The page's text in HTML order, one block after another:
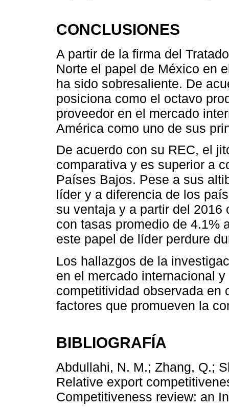
CONCLUSIONES
A partir de la firma del
Norte el papel de México en
ha sido sobresaliente. De
posiciona como el octavo
proveedor en el mercado
América como uno de sus
De acuerdo con su REC, el
comparativa y es superior a
Países Bajos. Pese a sus
líder y a diferencia de los
su ventaja y a partir del
con tasas promedio de 4.1%
este papel de líder perdure
Los hallazgos de la
en el mercado internacional
competitividad observada en
factores que promueven la
BIBLIOGRAFÍA
Abdullahi, N. M.; Zhang, Q.;
Relative export
Competitiveness review: an